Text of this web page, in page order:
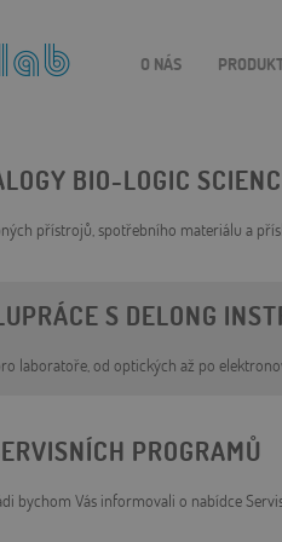
O NÁS
BIO-LOGIC
přístrojů, spotřebního materiálu a
S DELONG
laboratoře, od optických až po
PROGRAMŮ
bychom Vás informovali o nabídce